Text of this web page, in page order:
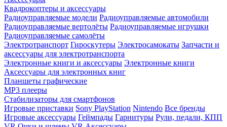
Квадрокоптеры и аксессуары
Радиоуправляемые модели Радиоуправляемые автомобили
Радиоуправляемые вертолёты Радиоуправляемые игрушки
Радиоуправляемые самолёты
Электротранспорт Гироскутеры Электросамокаты Запчасти и
аксессуары для электротранспорта
Электронные книги и аксессуары Электронные книги
Аксессуары для электронных книг
Планшеты графические
MP3 плееры
Стабилизаторы для смартфонов
Игровые приставки Sony PlayStation Nintendo Все бренды
Игровые аксессуары Геймпады Гарнитуры Рули, педали, КПП